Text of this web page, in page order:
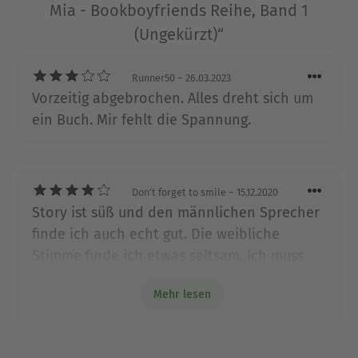
Über Claire Kingsley
Claire Kingsley schreibt Liebesgeschichten mit
starken, eigensinnigen Frauen, sexy Helden und
Reader und neu erfundene Geschichten ist für sie
nicht vorstellbar. Claire Kingsley lebt mit ihrer
Familie im Pazifischen Nordwesten der USA.
Mia - Bookboyfriends Reihe, Band 1
(Ungekürzt)“
Runner50 – 26.03.2023
Vorzeitig abgebrochen. Alles dreht sich um
ein Buch. Mir fehlt die Spannung.
Don’t forget to smile – 15.12.2020
Story ist süß und den männlichen Sprecher
finde ich auch echt gut. Die weibliche
Sowohl was Stimme als auch Betonung
Mehr lesen